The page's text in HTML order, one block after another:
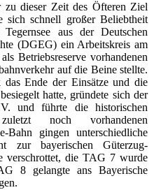
zu dieser Zeit des Öfteren Ziel
sich schnell großer Beliebtheit
aus der Deutschen
(DGEG) ein Arbeitskreis am
Betriebsreserve vorhandenen
auf die Beine stellte.
Ende der Einsätze und die
hatte, gründete sich der
und führte die historischen
noch vorhandenen
Bahn gingen unterschiedliche
bayerischen Güterzug-
verschrottet, die TAG 7 wurde
8 gelangte ans Bayerische